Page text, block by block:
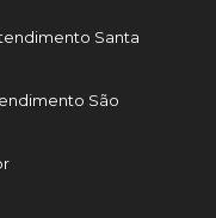
Santa
São